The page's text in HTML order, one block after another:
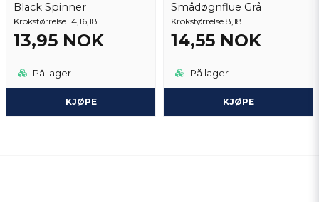
Black Spinner
Krokstørrelse 14,16,18
13,95 NOK
På lager
KJØPE
Smådøgnflue Grå
Krokstørrelse 8,18
14,55 NOK
På lager
KJØPE